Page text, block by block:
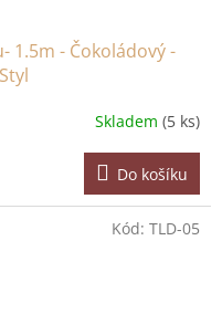
1.5m - Čokoládový -
Skladem (5 ks)
Do košíku
Kód: TLD-05